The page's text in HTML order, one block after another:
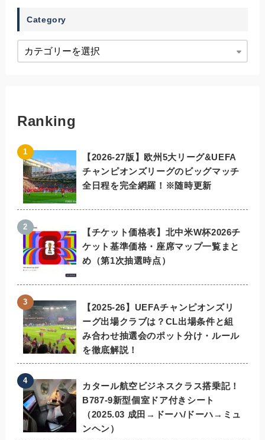
Category
Ranking
【2026-27版】欧州5大リーグ&UEFA
チャンピオンズリーグのビッグマッチ
全日程を完全網羅！※随時更新
【チケット価格表】北中米W杯2026チ
ケット基準価格・座席マップ一覧まと
め（第1次抽選時点）
【2025-26】UEFAチャンピオンズリ
ーグ出場クラブは？CL出場条件と組
み合わせ抽選会のポット分け・ルール
を徹底解説！
カタール航空ビジネスクラス搭乗記！
B787-9新型個室ドア付きシート
（2025.03 成田→ドーハ/ドーハ→ミュ
ンヘン）